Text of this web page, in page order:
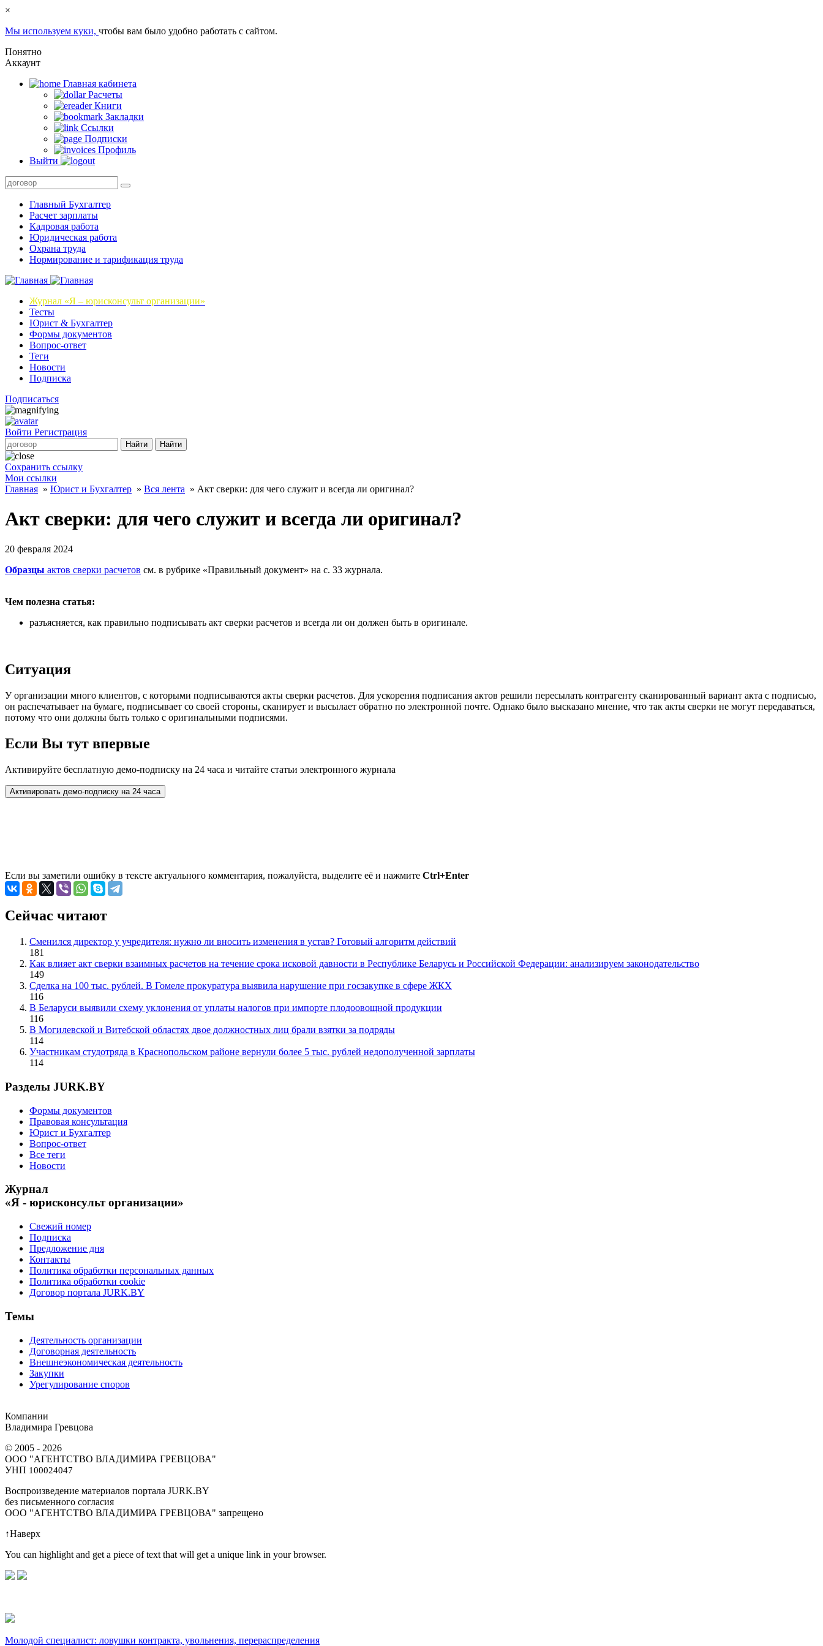
×
Мы используем куки, чтобы вам было удобно работать с сайтом.
Понятно
Аккаунт
Главная кабинета
Расчеты
Книги
Закладки
Ссылки
Подписки
Профиль
Выйти
Главный Бухгалтер
Расчет зарплаты
Кадровая работа
Юридическая работа
Охрана труда
Нормирование и тарификация труда
Журнал «Я – юрисконсульт организации»
Тесты
Юрист & Бухгалтер
Формы документов
Вопрос-ответ
Теги
Новости
Подписка
Подписаться
Войти Регистрация
Найти Найти
Сохранить ссылку
Мои ссылки
Главная » Юрист и Бухгалтер » Вся лента » Акт сверки: для чего служит и всегда ли оригинал?
Акт сверки: для чего служит и всегда ли оригинал?
20 февраля 2024
Образцы актов сверки расчетов см. в рубрике «Правильный документ» на с. 33 журнала.
Чем полезна статья:
разъясняется, как правильно подписывать акт сверки расчетов и всегда ли он должен быть в оригинале.
Ситуация
У организации много клиентов, с которыми подписываются акты сверки расчетов. Для ускорения подписания актов решили пересылать контрагенту сканированный вариант акта с подписью,
он распечатывает на бумаге, подписывает со своей стороны, сканирует и высылает обратно по электронной почте. Однако было высказано мнение, что так акты сверки не могут передаваться,
потому что они должны быть только с оригинальными подписями.
Если Вы тут впервые
Активируйте бесплатную демо-подписку на 24 часа и читайте статьи электронного журнала
Если вы заметили ошибку в тексте актуального комментария, пожалуйста, выделите её и нажмите Ctrl+Enter
Сейчас читают
Сменился директор у учредителя: нужно ли вносить изменения в устав? Готовый алгоритм действий
181
Как влияет акт сверки взаимных расчетов на течение срока исковой давности в Республике Беларусь и Российской Федерации: анализируем законодательство
149
Сделка на 100 тыс. рублей. В Гомеле прокуратура выявила нарушение при госзакупке в сфере ЖКХ
116
В Беларуси выявили схему уклонения от уплаты налогов при импорте плодоовощной продукции
116
В Могилевской и Витебской областях двое должностных лиц брали взятки за подряды
114
Участникам студотряда в Краснопольском районе вернули более 5 тыс. рублей недополученной зарплаты
114
Разделы JURK.BY
Формы документов
Правовая консультация
Юрист и Бухгалтер
Вопрос-ответ
Все теги
Новости
Журнал
«Я - юрисконсульт организации»
Свежий номер
Подписка
Предложение дня
Контакты
Политика обработки персональных данных
Политика обработки cookie
Договор портала JURK.BY
Темы
Деятельность организации
Договорная деятельность
Внешнеэкономическая деятельность
Закупки
Урегулирование споров
Компании
Владимира Гревцова
© 2005 - 2026
ООО "АГЕНТСТВО ВЛАДИМИРА ГРЕВЦОВА"
УНП 100024047
Воспроизведение материалов портала JURK.BY
без письменного согласия
OOO "АГЕНТСТВО ВЛАДИМИРА ГРЕВЦОВА" запрещено
↑Наверх
You can highlight and get a piece of text that will get a unique link in your browser.
Молодой специалист: ловушки контракта, увольнения, перераспределения